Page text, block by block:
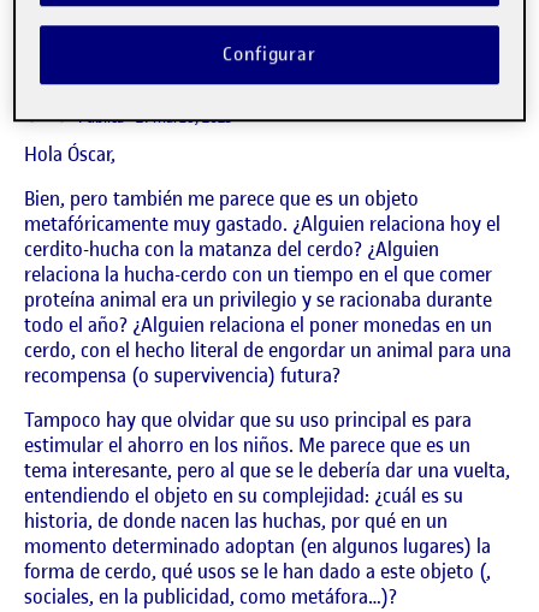
DEBATE CONTRIBUTIONS
1EN PEC 1. SELECCIÓN DEL OBJETO.
says:
Visibilidad:
Pública 21 marzo, 2023
Hola Óscar,
Bien, pero también me parece que es un objeto
metafóricamente muy gastado. ¿Alguien relaciona hoy el
cerdito-hucha con la matanza del cerdo? ¿Alguien
relaciona la hucha-cerdo con un tiempo en el que comer
proteína animal era un privilegio y se racionaba durante
todo el año? ¿Alguien relaciona el poner monedas en un
cerdo, con el hecho literal de engordar un animal para una
recompensa (o supervivencia) futura?
Tampoco hay que olvidar que su uso principal es para
estimular el ahorro en los niños. Me parece que es un
tema interesante, pero al que se le debería dar una vuelta,
entendiendo el objeto en su complejidad: ¿cuál es su
historia, de donde nacen las huchas, por qué en un
momento determinado adoptan (en algunos lugares) la
forma de cerdo, qué usos se le han dado a este objeto (,
sociales, en la publicidad, como metáfora…)?
Configurar